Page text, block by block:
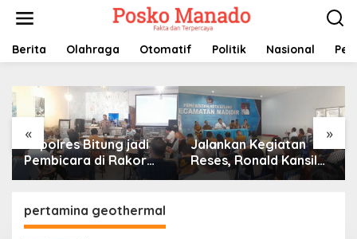
Berita Olahraga Otomatif Politik Nasional
« »
Kapolres Bitung jadi
Pembicara di Rakor
KPU terkait Persiapan
Jalankan Kegiatan
Reses, Ronald Kansil
Terima Keluhan Warga
pertamina geothermal